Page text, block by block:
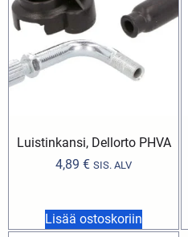
Luistinkansi, Dellorto PHVA
4,89 € SIS. ALV
Lisää ostoskoriin